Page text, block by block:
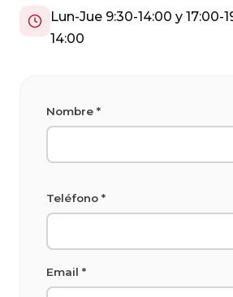
Lun-Jue 9:30-14:00 y 17:00-
14:00
Nombre *
Teléfono *
Email *